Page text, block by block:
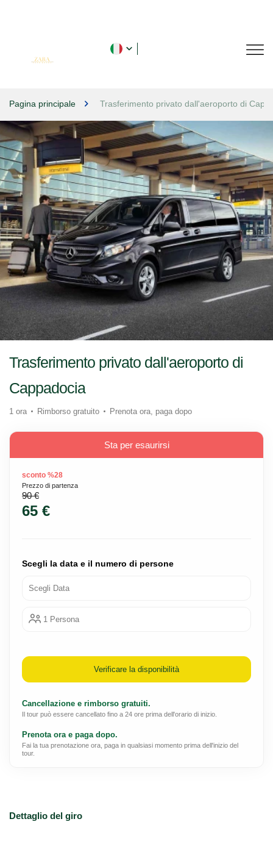
Pagina principale Trasferimento privato dall'aeroporto di
Dettaglio del giro
Trasferimento privato dall'aeroporto di
Cappadocia
1 ora Rimborso gratuito Prenota ora, paga dopo
Sta per esaurirsi
sconto %28
Prezzo di partenza
90 €
65 €
Scegli la data e il numero di persone
Scegli Data
1 Persona
Verificare la disponibilità
Cancellazione e rimborso gratuiti.
Il tour può essere cancellato fino a 24 ore prima dell'orario di inizio.
Prenota ora e paga dopo.
Fai la tua prenotazione ora, paga in qualsiasi momento prima dell'inizio del
tour.